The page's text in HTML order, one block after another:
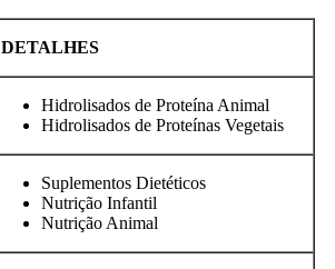
DETALHES
Hidrolisados ​​de Proteína Animal
Hidrolisados ​​de Proteínas Vegetais
Suplementos Dietéticos
Nutrição Infantil
Nutrição Animal